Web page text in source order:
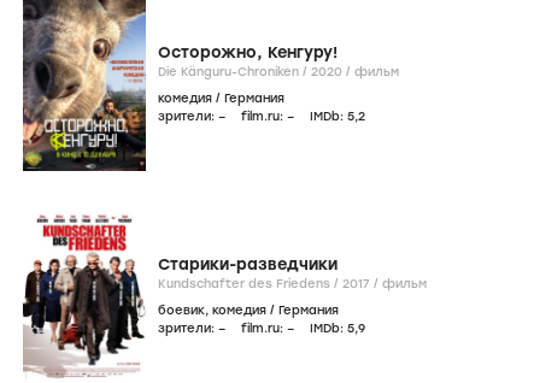
Осторожно, Кенгуру!
Die Känguru-Chroniken / 2020 / фильм
комедия / Германия
зрители: – film.ru: – IMDb: 5,2
Старики-разведчики
Kundschafter des Friedens / 2017 / фильм
боевик, комедия / Германия
зрители: – film.ru: – IMDb: 5,9